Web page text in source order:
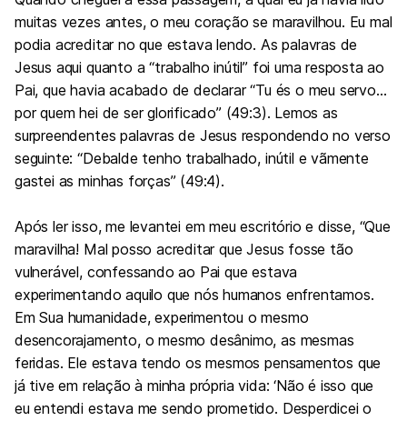
muitas vezes antes, o meu coração se maravilhou. Eu mal
podia acreditar no que estava lendo. As palavras de
Jesus aqui quanto a “trabalho inútil” foi uma resposta ao
Pai, que havia acabado de declarar “Tu és o meu servo…
por quem hei de ser glorificado” (49:3). Lemos as
surpreendentes palavras de Jesus respondendo no verso
seguinte: “Debalde tenho trabalhado, inútil e vãmente
gastei as minhas forças” (49:4).
Após ler isso, me levantei em meu escritório e disse, “Que
maravilha! Mal posso acreditar que Jesus fosse tão
vulnerável, confessando ao Pai que estava
experimentando aquilo que nós humanos enfrentamos.
Em Sua humanidade, experimentou o mesmo
desencorajamento, o mesmo desânimo, as mesmas
feridas. Ele estava tendo os mesmos pensamentos que
já tive em relação à minha própria vida: ‘Não é isso que
eu entendi estava me sendo prometido. Desperdicei o